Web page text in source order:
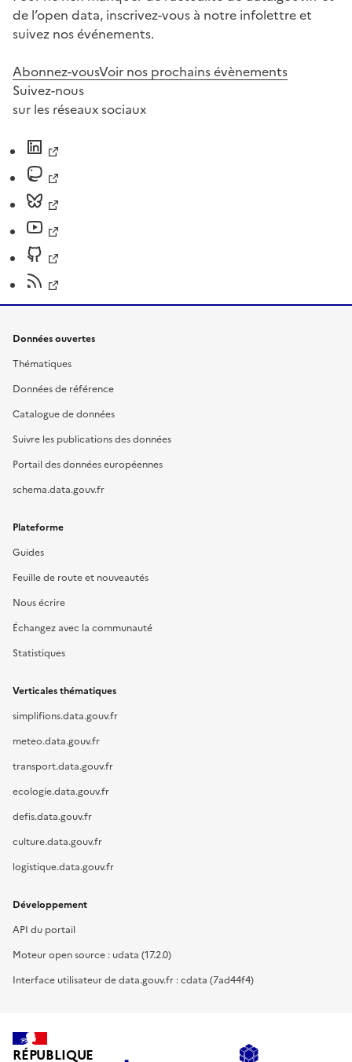
de l’open data, inscrivez-vous à notre infolettre et
suivez nos événements.
Abonnez-vousVoir nos prochains évènements
Suivez-nous
sur les réseaux sociaux
Données ouvertes
Thématiques
Données de référence
Catalogue de données
Suivre les publications des données
Portail des données européennes
schema.data.gouv.fr
Plateforme
Guides
Feuille de route et nouveautés
Nous écrire
Échangez avec la communauté
Statistiques
Verticales thématiques
simplifions.data.gouv.fr
meteo.data.gouv.fr
transport.data.gouv.fr
ecologie.data.gouv.fr
defis.data.gouv.fr
culture.data.gouv.fr
logistique.data.gouv.fr
Développement
API du portail
Moteur open source : udata (17.2.0)
Interface utilisateur de data.gouv.fr : cdata (7ad44f4)
RÉPUBLIQUE